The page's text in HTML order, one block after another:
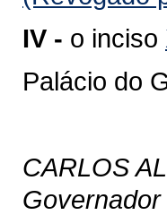
IV - o inciso
Palácio do
CARLOS